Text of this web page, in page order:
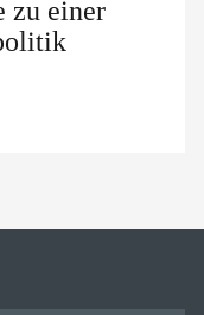
zu einer